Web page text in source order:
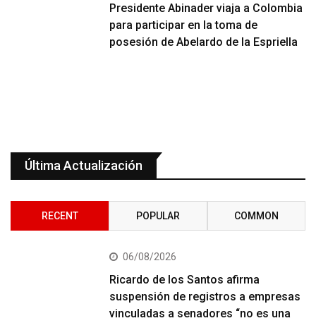
Presidente Abinader viaja a Colombia
para participar en la toma de
posesión de Abelardo de la Espriella
Última Actualización
RECENT POPULAR COMMON
06/08/2026
Ricardo de los Santos afirma
suspensión de registros a empresas
vinculadas a senadores “no es una